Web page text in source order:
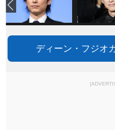
ディーン・フジオ